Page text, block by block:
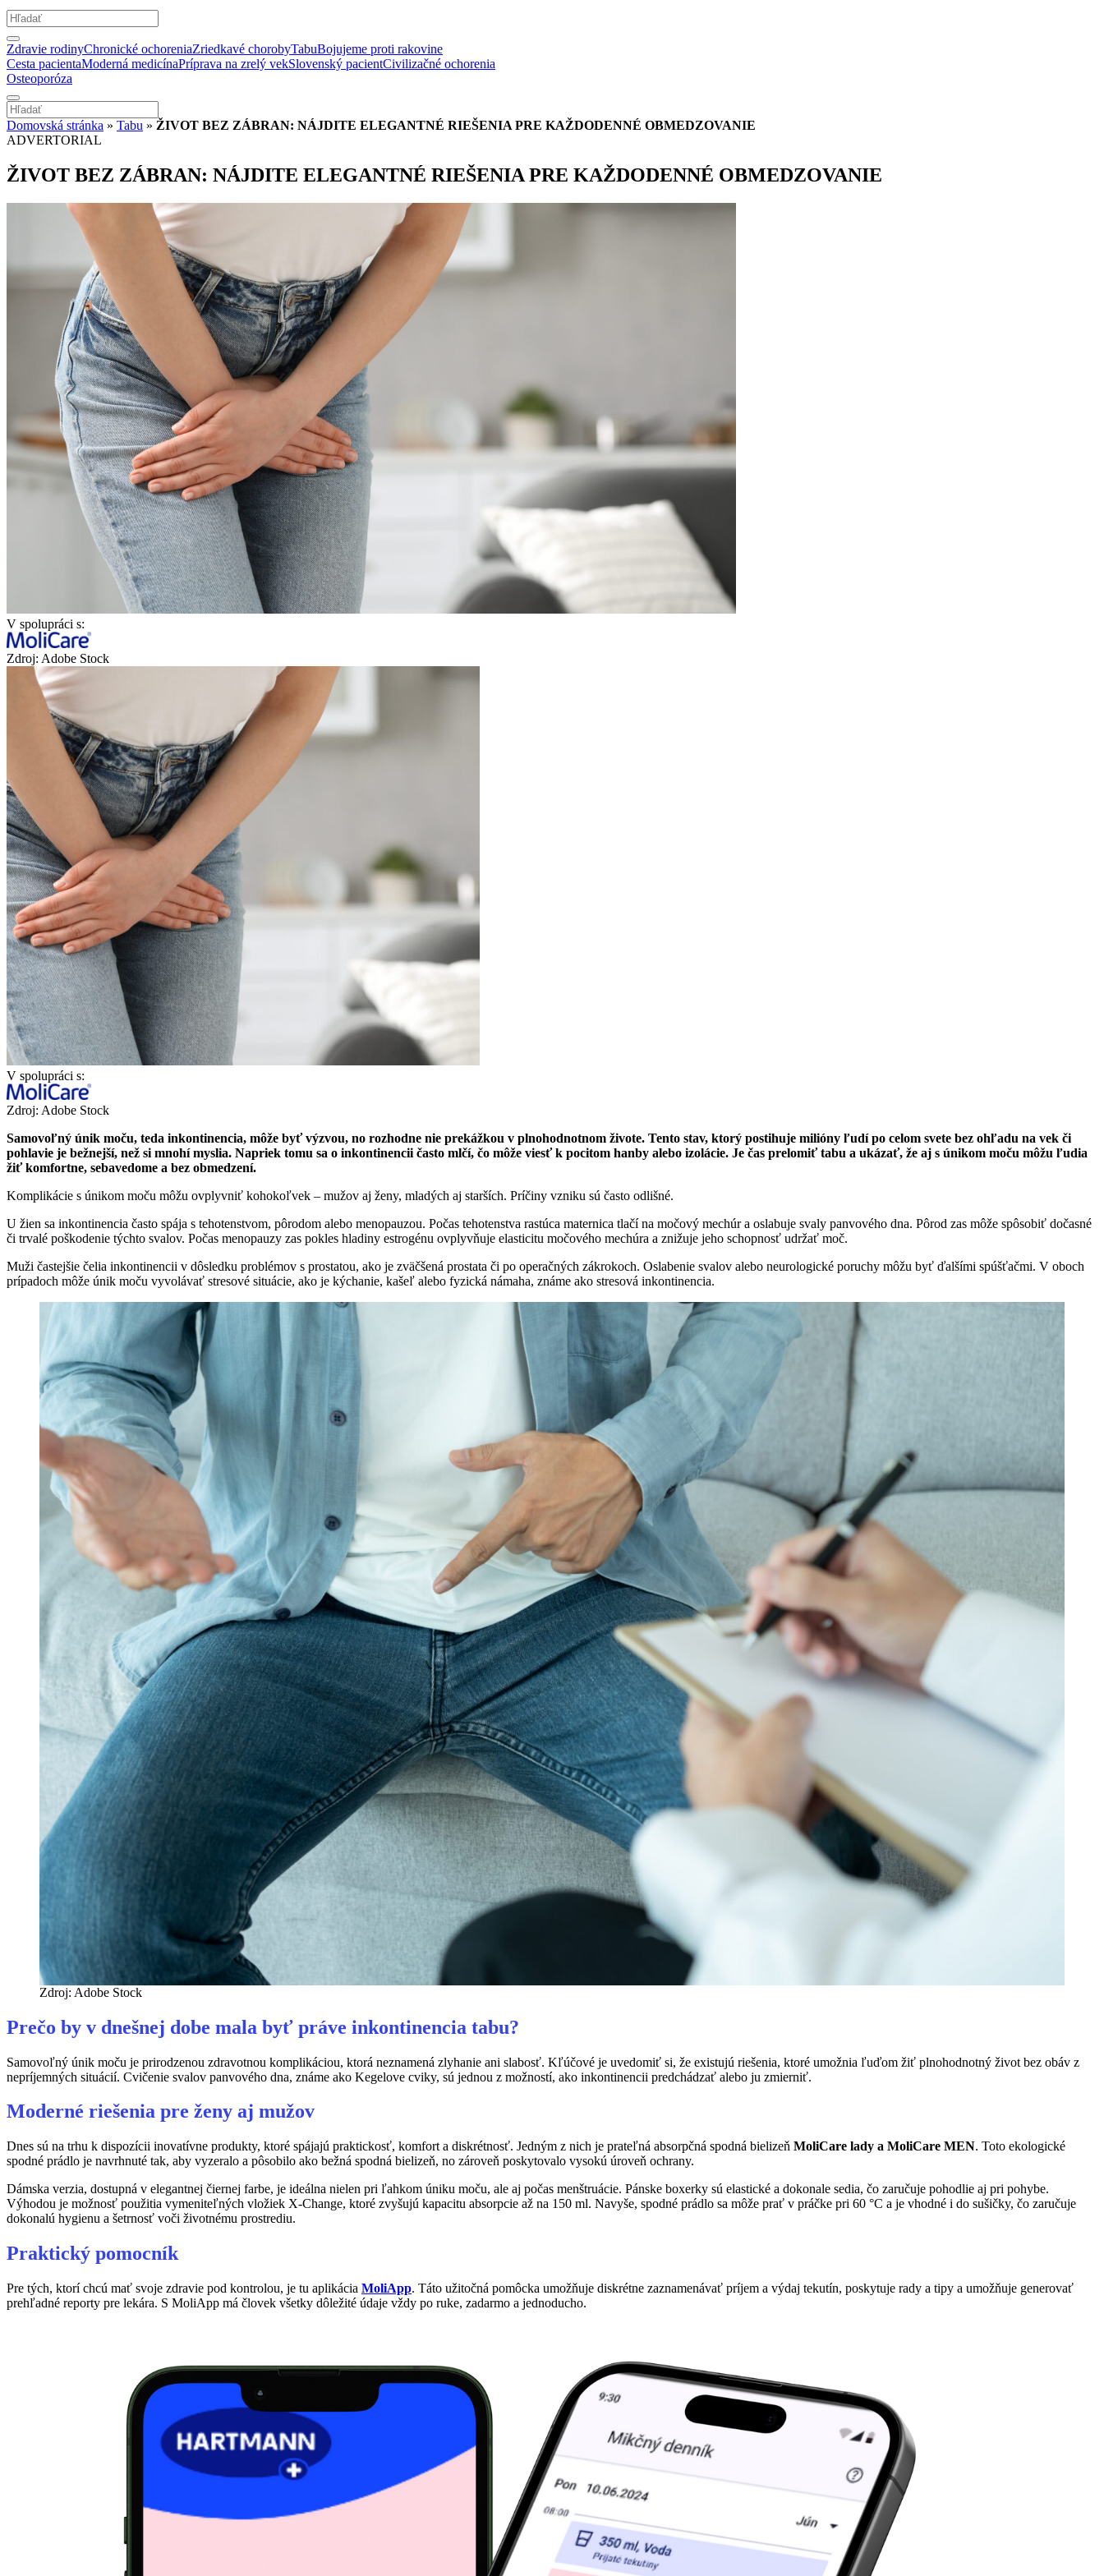
Zdravie rodinyChronické ochoreniaZriedkavé chorobyTabuBojujeme proti rakovine
Cesta pacientaModerná medicínaPríprava na zrelý vekSlovenský pacientCivilizačné ochorenia
Osteoporóza
Domovská stránka » Tabu » ŽIVOT BEZ ZÁBRAN: NÁJDITE ELEGANTNÉ RIEŠENIA PRE KAŽDODENNÉ OBMEDZOVANIE
ADVERTORIAL
ŽIVOT BEZ ZÁBRAN: NÁJDITE ELEGANTNÉ RIEŠENIA PRE KAŽDODENNÉ OBMEDZOVANIE
V spolupráci s:
Zdroj: Adobe Stock
V spolupráci s:
Zdroj: Adobe Stock
Samovoľný únik moču, teda inkontinencia, môže byť výzvou, no rozhodne nie prekážkou v plnohodnotnom živote. Tento stav, ktorý postihuje milióny ľudí po celom svete bez ohľadu na vek či
pohlavie je bežnejší, než si mnohí myslia. Napriek tomu sa o inkontinencii často mlčí, čo môže viesť k pocitom hanby alebo izolácie. Je čas prelomiť tabu a ukázať, že aj s únikom moču môžu ľudia
žiť komfortne, sebavedome a bez obmedzení.
Komplikácie s únikom moču môžu ovplyvniť kohokoľvek – mužov aj ženy, mladých aj starších. Príčiny vzniku sú často odlišné.
U žien sa inkontinencia často spája s tehotenstvom, pôrodom alebo menopauzou. Počas tehotenstva rastúca maternica tlačí na močový mechúr a oslabuje svaly panvového dna. Pôrod zas môže spôsobiť dočasné
či trvalé poškodenie týchto svalov. Počas menopauzy zas pokles hladiny estrogénu ovplyvňuje elasticitu močového mechúra a znižuje jeho schopnosť udržať moč.
Muži častejšie čelia inkontinencii v dôsledku problémov s prostatou, ako je zväčšená prostata či po operačných zákrokoch. Oslabenie svalov alebo neurologické poruchy môžu byť ďalšími spúšťačmi. V oboch
prípadoch môže únik moču vyvolávať stresové situácie, ako je kýchanie, kašeľ alebo fyzická námaha, známe ako stresová inkontinencia.
Zdroj: Adobe Stock
Prečo by v dnešnej dobe mala byť práve inkontinencia tabu?
Samovoľný únik moču je prirodzenou zdravotnou komplikáciou, ktorá neznamená zlyhanie ani slabosť. Kľúčové je uvedomiť si, že existujú riešenia, ktoré umožnia ľuďom žiť plnohodnotný život bez obáv z
nepríjemných situácií. Cvičenie svalov panvového dna, známe ako Kegelove cviky, sú jednou z možností, ako inkontinencii predchádzať alebo ju zmierniť.
Moderné riešenia pre ženy aj mužov
Dnes sú na trhu k dispozícii inovatívne produkty, ktoré spájajú praktickosť, komfort a diskrétnosť. Jedným z nich je prateľná absorpčná spodná bielizeň MoliCare lady a MoliCare MEN. Toto ekologické
spodné prádlo je navrhnuté tak, aby vyzeralo a pôsobilo ako bežná spodná bielizeň, no zároveň poskytovalo vysokú úroveň ochrany.
Dámska verzia, dostupná v elegantnej čiernej farbe, je ideálna nielen pri ľahkom úniku moču, ale aj počas menštruácie. Pánske boxerky sú elastické a dokonale sedia, čo zaručuje pohodlie aj pri pohybe.
Výhodou je možnosť použitia vymeniteľných vložiek X-Change, ktoré zvyšujú kapacitu absorpcie až na 150 ml. Navyše, spodné prádlo sa môže prať v práčke pri 60 °C a je vhodné i do sušičky, čo zaručuje
dokonalú hygienu a šetrnosť voči životnému prostrediu.
Praktický pomocník
Pre tých, ktorí chcú mať svoje zdravie pod kontrolou, je tu aplikácia MoliApp. Táto užitočná pomôcka umožňuje diskrétne zaznamenávať príjem a výdaj tekutín, poskytuje rady a tipy a umožňuje generovať
prehľadné reporty pre lekára. S MoliApp má človek všetky dôležité údaje vždy po ruke, zadarmo a jednoducho.